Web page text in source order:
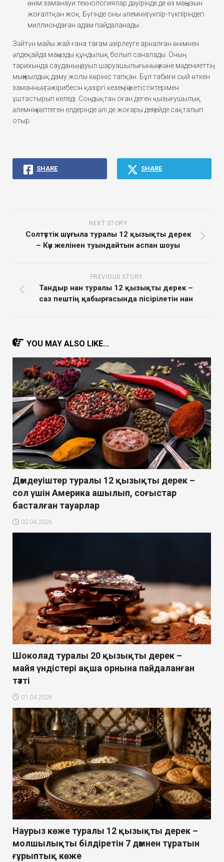
өнім заманауи технологиялар дәуірінде де өз маңызын
жоғалтқан жоқ. Бүгінде оны әлемнің түкпір-түкпіріндегі
миллиондаған адам пайдаланады.
Зәйтүн майы жай ғана тағам әзірлеуге арналған өнімнен
әлдеқайда маңызды құндылық болып саналады. Оның
тарихында сауданың, ауыл шаруашылығының және мәдениеттің
мыңжылдық даму жолы көрініс тапқан. Бұл табиғи сый өткен
заманның тәжірибесін қазіргі кезеңнің жетістіктерімен
ұштастырып келеді. Сондықтан оған деген қызығушылық
әлемнің көптеген елдерінде әлі де жоғары деңгейде сақталып
отыр.
SHARE SHARE
NEXT STORY
Солтүстік шұғыла туралы 12 қызықты дерек
– Күн желінен туындайтын аспан шоуы
PREVIOUS STORY
Тандыр нан туралы 12 қызықты дерек –
саз пештің қабырғасында пісірілетін нан
YOU MAY ALSO LIKE...
Дәмдеуіштер туралы 12 қызықты дерек –
сол үшін Америка ашылып, соғыстар
басталған тауарлар
02.04.2026
Шоколад туралы 20 қызықты дерек –
майя үндістері ақша орнына пайдаланған
тәтті
01.04.2026
Наурыз көже туралы 12 қызықты дерек –
молшылықты білдіретін 7 дәмнен тұратын
ғұрыптық көже